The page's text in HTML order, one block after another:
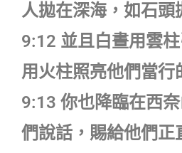
人拋在深海，如石頭
9:12 並且白晝用雲
用火柱照亮他們當行
9:13 你也降臨在西
們說話，賜給他們正